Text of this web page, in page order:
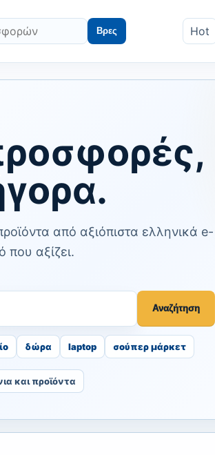
Βρες Hot
από αξιόπιστα ελληνικά e-
που αξίζει.
Αναζήτηση
δώρα laptop σούπερ μάρκετ
και προϊόντα